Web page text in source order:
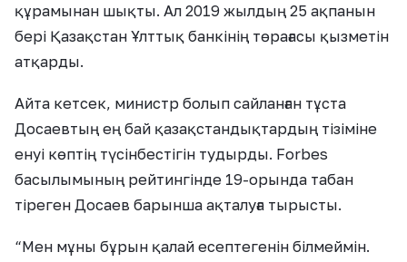
құрамынан шықты. Ал 2019 жылдың 25 ақпанын
бері Қазақстан Ұлттық банкінің төрағасы қызметін
атқарды.
Айта кетсек, министр болып сайланған тұста
Досаевтың ең бай қазақстандықтардың тізіміне
енуі көптің түсінбестігін тудырды. Forbes
басылымының рейтингінде 19-орында табан
тіреген Досаев барынша ақталуға тырысты.
“Мен мұны бұрын қалай есептегенін білмеймін.